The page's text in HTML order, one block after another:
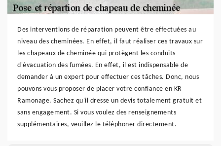
Des interventions de réparation peuvent être effectuées au
niveau des cheminées. En effet, il faut réaliser ces travaux sur
les chapeaux de cheminée qui protègent les conduits
d'évacuation des fumées. En effet, il est indispensable de
demander à un expert pour effectuer ces tâches. Donc, nous
pouvons vous proposer de placer votre confiance en KR
Ramonage. Sachez qu'il dresse un devis totalement gratuit et
sans engagement. Si vous voulez des renseignements
supplémentaires, veuillez le téléphoner directement.